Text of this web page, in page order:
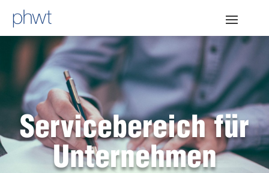
Servicebereich für
Unternehmen